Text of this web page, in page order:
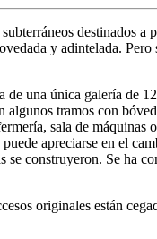
destinados
y adintelada.
una única galería
tramos con
sala de
apreciarse en el
construyeron. Se ha
originales están